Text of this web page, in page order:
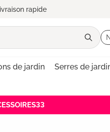
rapide
de jardin Serres de